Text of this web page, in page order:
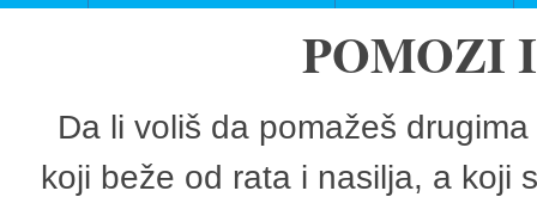
POMOZI
Da li voliš da pomažeš
koji beže od rata i nasilja, a koji